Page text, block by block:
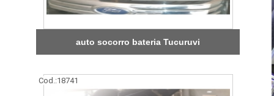
auto socorro bateria Tucuruvi
Cod.:18741